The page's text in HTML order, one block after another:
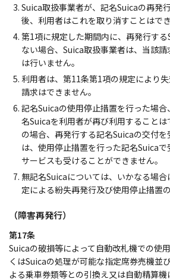
Suica取扱事業者が、記名Suicaの再発
後、利用者はこれを取り消すことはでき
第1項に規定した期間内に、再発行す
ない場合、Suica取扱事業者は、当該
は行いません。
利用者は、第11条第1項の規定により
請求はできません。
記名Suicaの使用停止措置を行った場
名Suicaを利用者が再び利用すること
の場合、再発行する記名Suicaの交付
は、使用停止措置を行った記名Suica
サービスも受けることができません。
無記名Suicaについては、いかなる場
定による紛失再発行及び使用停止措置
（障害再発行）
第17条
Suicaの破損等によって自動改札機での使
くはSuicaの処理が可能な指定席券売機並
よる乗車券類等との引換え又は自動精算